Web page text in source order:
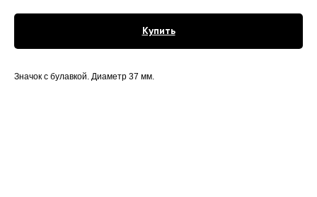
Купить
Значок с булавкой. Диаметр 37 мм.